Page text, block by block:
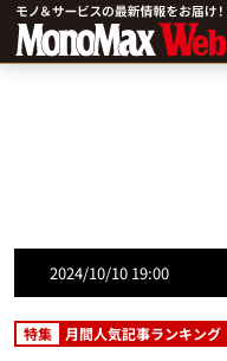
2024/10/10 19:00
特集 月間人気記事ランキング